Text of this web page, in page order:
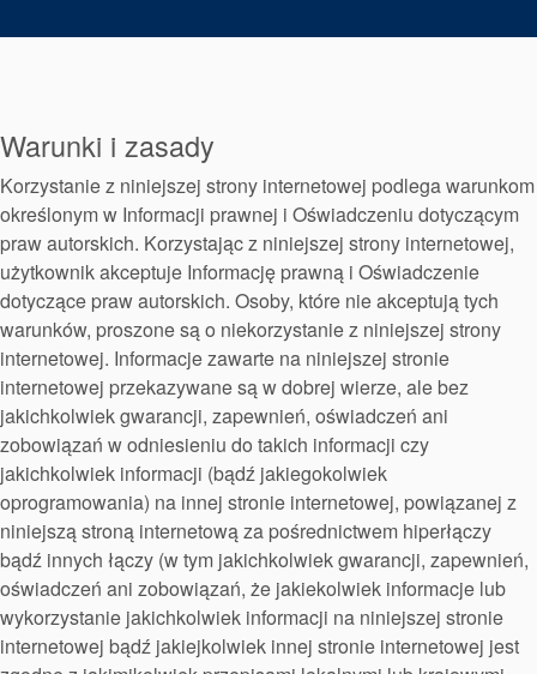
dławicowe
Systemy
wspomagające
uszczelnienia
Warunki i zasady
Korzystanie z niniejszej strony internetowej podlega warunkom
określonym w Informacji prawnej i Oświadczeniu dotyczącym
praw autorskich. Korzystając z niniejszej strony internetowej,
użytkownik akceptuje Informację prawną i Oświadczenie
dotyczące praw autorskich. Osoby, które nie akceptują tych
warunków, proszone są o niekorzystanie z niniejszej strony
internetowej. Informacje zawarte na niniejszej stronie
internetowej przekazywane są w dobrej wierze, ale bez
jakichkolwiek gwarancji, zapewnień, oświadczeń ani
zobowiązań w odniesieniu do takich informacji czy
jakichkolwiek informacji (bądź jakiegokolwiek
oprogramowania) na innej stronie internetowej, powiązanej z
niniejszą stroną internetową za pośrednictwem hiperłączy
bądź innych łączy (w tym jakichkolwiek gwarancji, zapewnień,
oświadczeń ani zobowiązań, że jakiekolwiek informacje lub
wykorzystanie jakichkolwiek informacji na niniejszej stronie
internetowej bądź jakiejkolwiek innej stronie internetowej jest
Amerykańska strona internetowa
Strona internetowa Argentyny .
Strona internetowa Austrii